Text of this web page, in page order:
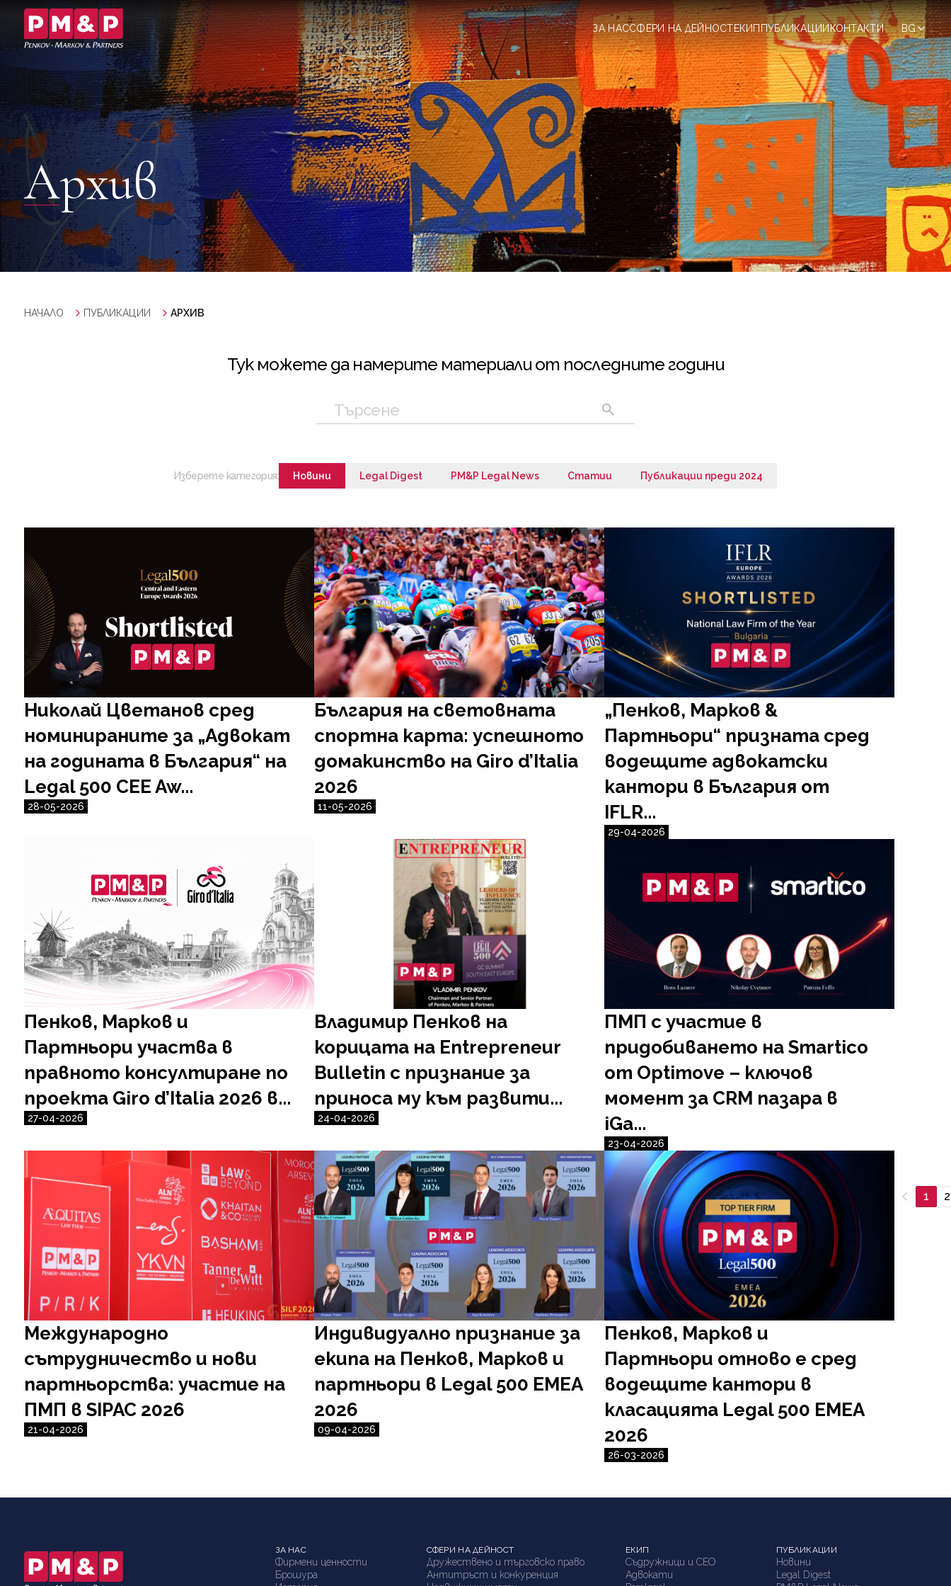
ЗА НАССФЕРИ НА ДЕЙНОСТЕКИППУБЛИКАЦИИКОНТАКТИ BG
Архив
НАЧАЛО ПУБЛИКАЦИИ АРХИВ
Тук можете да намерите материали от последните години
Изберете категория: Новини Legal Digest PM&P Legal News Статии Публикации преди 2024
Николай Цветанов сред
номинираните за „Адвокат
на годината в България“ на
Legal 500 CEE Aw...
28-05-2026
България на световната
спортна карта: успешното
домакинство на Giro d’Italia
2026
11-05-2026
„Пенков, Марков &
Партньори“ призната сред
водещите адвокатски
кантори в България от
IFLR...
29-04-2026
Пенков, Марков и
Партньори участва в
правното консултиране по
проекта Giro d’Italia 2026 в...
27-04-2026
Владимир Пенков на
корицата на Entrepreneur
Bulletin с признание за
приносa му към развити...
24-04-2026
ПМП с участие в
придобиването на Smartico
от Optimove – ключов
момент за CRM пазара в
iGa...
23-04-2026
Международно
сътрудничество и нови
партньорства: участие на
ПМП в SIPAC 2026
21-04-2026
Индивидуално признание за
екипа на Пенков, Марков и
партньори в Legal 500 EMEA
2026
09-04-2026
Пенков, Марков и
Партньори отново е сред
водещите кантори в
класацията Legal 500 EMEA
2026
26-03-2026
1 2
ЗА НАС
Фирмени ценности
Брошура
СФЕРИ НА ДЕЙНОСТ
Дружествено и търговско право
Антитръст и конкуренция
ЕКИП
Съдружници и СЕО
Адвокати
ПУБЛИКАЦИИ
Новини
Legal Digest